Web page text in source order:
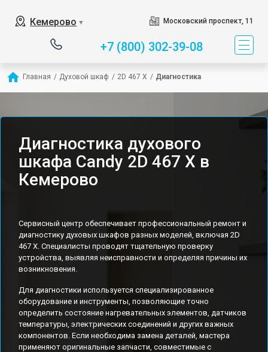
Кемерово ▼ Московский проспект, 11
+7 (800) 302-39-08
Главная / Духовой шкаф / 2D 467 X / Диагностика
Диагностика духового
шкафа Candy 2D 467 X в
Кемерово
Сервисный центр обеспечивает профессиональный ремонт и
диагностику духовых шкафов разных моделей, включая 2D
467 X. Специалисты проводят тщательную проверку
устройства, выявляя неисправности и определяя причины их
возникновения.
Для диагностики используется специализированное
оборудование и инструменты, позволяющие точно
определить состояние нагревательных элементов, датчиков
температуры, электрических соединений и других важных
компонентов. Если необходима замена деталей, мастера
применяют оригинальные запчасти, совместимые с